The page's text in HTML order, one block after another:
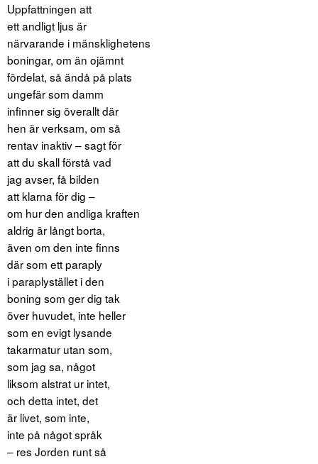
Uppfattningen att
ett andligt ljus är
närvarande i mänsklighetens
boningar, om än ojämnt
fördelat, så ändå på plats
ungefär som damm
infinner sig överallt där
hen är verksam, om så
rentav inaktiv – sagt för
att du skall förstå vad
jag avser, få bilden
att klarna för dig –
om hur den andliga kraften
aldrig är långt borta,
även om den inte finns
där som ett paraply
i paraplystället i den
boning som ger dig tak
över huvudet, inte heller
som en evigt lysande
takarmatur utan som,
som jag sa, något
liksom alstrat ur intet,
och detta intet, det
är livet, som inte,
inte på något språk
– res Jorden runt så